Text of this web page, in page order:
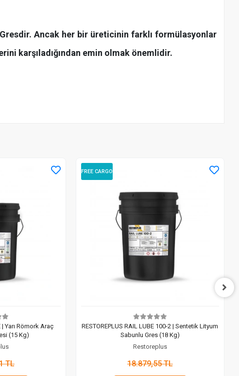
Ancak her bir üreticinin farklı formülasyonlar
karşıladığından emin olmak önemlidir.
| Yarı Römork Araç
(15 Kg)
TL
FREE CARGO
RESTOREPLUS RAIL LUBE 100-2 | Sentetik Lityum
Sabunlu Gres (18 Kg)
Restoreplus
18.879,55 TL